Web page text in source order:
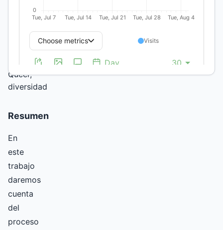
Lorenza
Transgénero,
Teoría
Queer,
diversidad
Resumen
En
este
trabajo
daremos
cuenta
del
proceso